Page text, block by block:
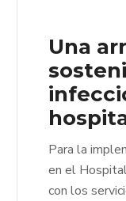
Una
Para la
en el
con los